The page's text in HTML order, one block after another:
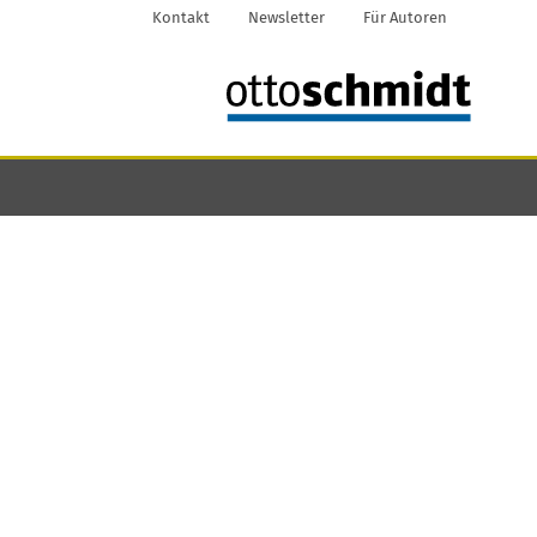
Kontakt Newsletter Für Autoren